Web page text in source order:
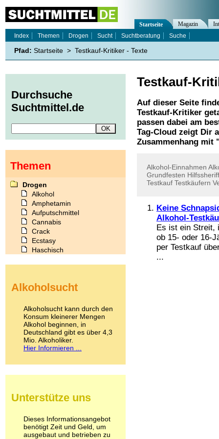
Testkauf-
Auf dieser Seite
Testkauf-Kritiker
passen dabei am
Tag-Cloud zeigt Dir
Zusammenhang mit
Alkohol-Einnahmen
Grundfesten
Testkauf Testkäufern
Keine
Alkohol-
Es ist ein Streit,
ob 15- oder 16-
per Testkauf
...
Startseite Magazin
Index
Themen Drogen Sucht Suchtberatung Suche
Pfad: Startseite > Testkauf-Kritiker - Texte
Durchsuche
Suchtmittel.de
Themen
Drogen
Alkohol
Amphetamin
Aufputschmittel
Cannabis
Crack
Ecstasy
Haschisch
Kokain
LSD
Marihuana
Medikamente
Meskalin
Metamphetamin
Methadon
Pilze
Psychopharmaka
Schlafmittel
Schmerzmittel
Alkoholsucht
Alkoholsucht kann durch den
Konsum kleinerer Mengen
Alkohol beginnen, in
Deutschland gibt es über 4,3
Mio. Alkoholiker.
Hier Informieren ...
Unterstütze uns
Dieses Informationsangebot
benötigt Zeit und Geld, um
ausgebaut und betrieben zu